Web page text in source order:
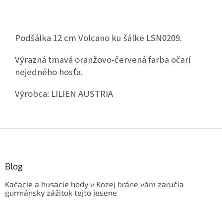
Podšálka 12 cm Volcano ku šálke LSN0209.
Výrazná tmavá oranžovo-červená farba očarí
nejedného hosťa.
Výrobca: LILIEN AUSTRIA
Blog
Kačacie a husacie hody v Kozej bráne vám zaručia
gurmánsky zážitok tejto jesene